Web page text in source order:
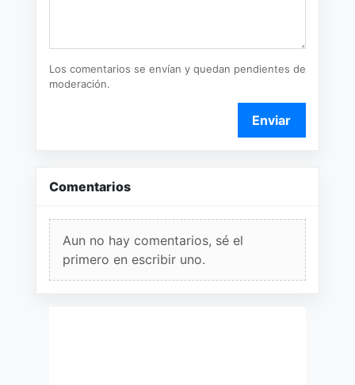
Los comentarios se envían y quedan pendientes de
moderación.
Enviar
Comentarios
Aun no hay comentarios, sé el
primero en escribir uno.